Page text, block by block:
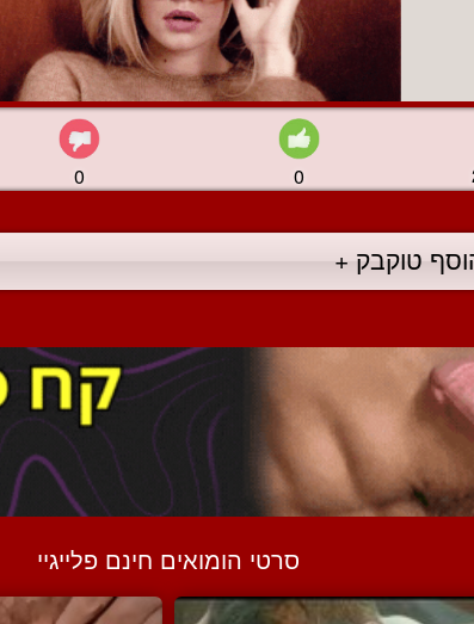
0 0
טוקבק +
סרטי הומואים חינם פלייגיי